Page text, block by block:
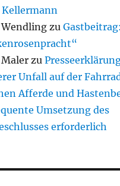
zuGastbeitrag:
zu
Unfall auf der
Afferde und
Umsetzung des
erforderlich